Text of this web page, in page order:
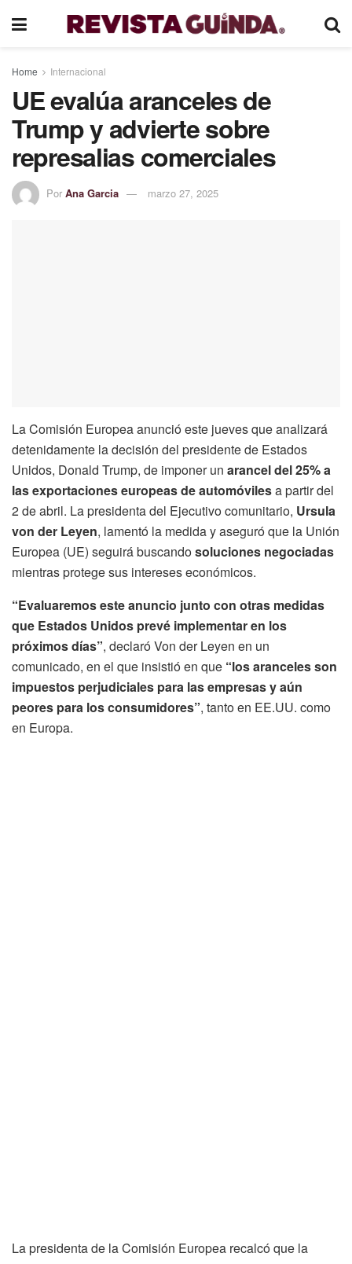
Home Internacional
UE evalúa aranceles de
Trump y advierte sobre
represalias comerciales
Por Ana Garcia marzo 27, 2025
La Comisión Europea anunció este jueves que analizará
detenidamente la decisión del presidente de Estados
Unidos, Donald Trump, de imponer un arancel del 25% a
las exportaciones europeas de automóvilesa partir del
2 de abril. La presidenta del Ejecutivo comunitario, Ursula
von der Leyen, lamentó la medida y aseguró que la Unión
Europea (UE) seguirá buscandosoluciones negociadas
mientras protege sus intereses económicos.
“Evaluaremos este anuncio junto con otras medidas
que Estados Unidos prevé implementar en los
próximos días”, declaró Von der Leyen en un
comunicado, en el que insistió en que “los aranceles son
impuestos perjudiciales para las empresas y aún
peores para los consumidores”, tanto en EE.UU. como
en Europa.
La presidenta de la Comisión Europea recalcó que la